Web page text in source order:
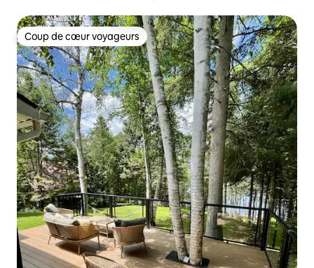
Coup de cœur voyageurs
Coup de cœur voyageurs